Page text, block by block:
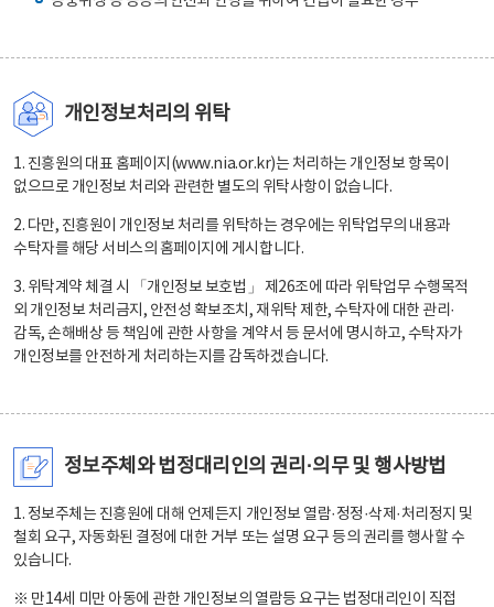
개인정보처리의 위탁
1. 진흥원의 대표 홈페이지(www.nia.or.kr)는 처리하는 개인정보 항목이
없으므로 개인정보 처리와 관련한 별도의 위탁사항이 없습니다.
2. 다만, 진흥원이 개인정보 처리를 위탁하는 경우에는 위탁업무의 내용과
수탁자를 해당 서비스의 홈페이지에 게시합니다.
3. 위탁계약 체결 시 「개인정보 보호법」 제26조에 따라 위탁업무 수행목적
외 개인정보 처리금지, 안전성 확보조치, 재위탁 제한, 수탁자에 대한 관리·
감독, 손해배상 등 책임에 관한 사항을 계약서 등 문서에 명시하고, 수탁자가
개인정보를 안전하게 처리하는지를 감독하겠습니다.
정보주체와 법정대리인의 권리·의무 및 행사방법
1. 정보주체는 진흥원에 대해 언제든지 개인정보 열람·정정·삭제·처리정지 및
철회 요구, 자동화된 결정에 대한 거부 또는 설명 요구 등의 권리를 행사할 수
있습니다.
※ 만14세 미만 아동에 관한 개인정보의 열람등 요구는 법정대리인이 직접